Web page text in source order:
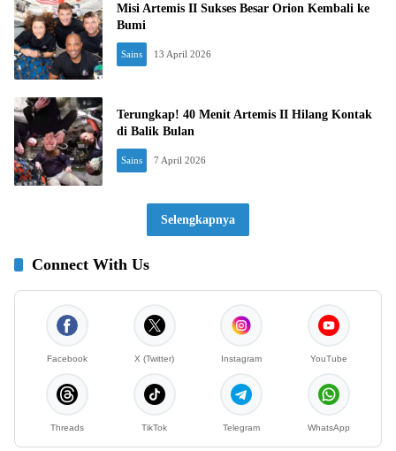
Misi Artemis II Sukses Besar Orion Kembali ke
Bumi
Sains 13 April 2026
Terungkap! 40 Menit Artemis II Hilang Kontak
di Balik Bulan
Sains 7 April 2026
Selengkapnya
Connect With Us
Facebook X (Twitter) Instagram YouTube
Threads TikTok Telegram WhatsApp